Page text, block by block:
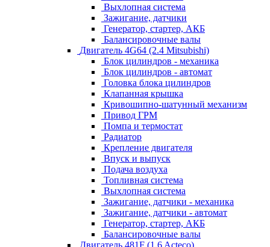
Выхлопная система
Зажигание, датчики
Генератор, стартер, АКБ
Балансировочные валы
Двигатель 4G64 (2.4 Mitsubishi)
Блок цилиндров - механика
Блок цилиндров - автомат
Головка блока цилиндров
Клапанная крышка
Кривошипно-шатунный механизм
Привод ГРМ
Помпа и термостат
Радиатор
Крепление двигателя
Впуск и выпуск
Подача воздуха
Топливная система
Выхлопная система
Зажигание, датчики - механика
Зажигание, датчики - автомат
Генератор, стартер, АКБ
Балансировочные валы
Двигатель 481F (1.6 Acteco)